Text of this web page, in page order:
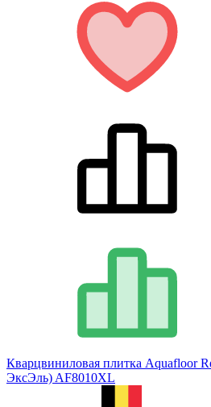
Кварцвиниловая плитка Aquafloor
ЭксЭль) AF8010XL